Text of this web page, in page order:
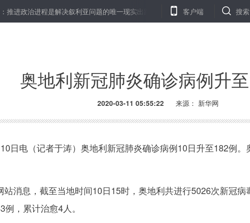
进政治进程是解决叙利亚问题的唯一现实出路 格鲁吉亚新冠肺炎确诊病例
客户端 搜索
奥地利新冠肺炎确诊病例升
2020-03-11 05:55:22 来源： 新华网
电（记者于涛）奥地利新冠肺炎确诊病例10日升至182例。
息，截至当地时间10日15时，奥地利共进行5026次新冠病
，累计治愈4人。